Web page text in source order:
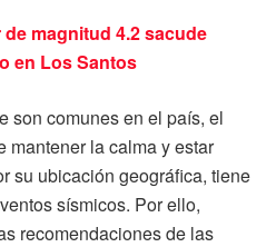
de magnitud 4.2 sacude
en Los Santos
son comunes en el país, el
mantener la calma y estar
su ubicación geográfica, tiene
sísmicos. Por ello,
recomendaciones de las